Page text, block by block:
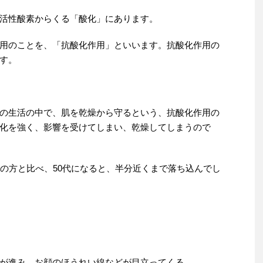
性酸素からくる「酸化」にあります。
のことを、「抗酸化作用」といいます。抗酸化作用の
。
生活の中で、肌を乾燥から守るという、抗酸化作用の
を強く、影響を受けてしまい、乾燥してしまうので
方と比べ、50代になると、半分近くまで落ち込んでし